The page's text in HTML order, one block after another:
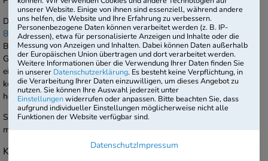
unserer Website. Einige von ihnen sind essenziell, während andere
uns helfen, die Website und Ihre Erfahrung zu verbessern.
Personenbezogene Daten können verarbeitet werden (z. B. IP-
Adressen), etwa für personalisierte Anzeigen und Inhalte oder die
Messung von Anzeigen und Inhalten. Dabei können Daten außerhalb
der Europäischen Union übertragen und dort verarbeitet werden.
Weitere Informationen über die Verwendung Ihrer Daten finden Sie
in unserer Datenschutzerklärung. Es besteht keine Verpflichtung, in
die Verarbeitung Ihrer Daten einzuwilligen, um dieses Angebot zu
nutzen. Sie können Ihre Auswahl jederzeit unter
Einstellungenwiderrufen oder anpassen. Bitte beachten Sie, dass
aufgrund individueller Einstellungen möglicherweise nicht alle
Funktionen der Website verfügbar sind.
DatenschutzImpressum
Das Branding mit Logo ist imPremium-Paketinklusive. Für jeden
Basistestkann die Aufbringung zum Preis von 99 € je Beruf und
Bestellung zusätzlich geordert werden. Zur Einbindung geeignet sind
Grafikdateien im eps-Format, png-Format oder jpeg/jpg-Format, in
einer Auflösung ab mindestens 300 dots per inch (dpi). Die Datei
können Sie im Rahmen des Bestellvorgangs auf unseren Server
hochladen oder uns nach Bestellabschluss mailen (logo@degeba.de
Sie haben Fragen zu unseren Produkten? Wir beraten Sie gerne und
machen Ihnen ein unverbindliches Angebot.
Kundenberatung